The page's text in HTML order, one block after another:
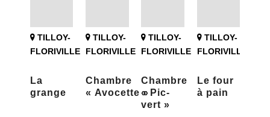
TILLOY-
FLORIVILLE
La
grange
TILLOY-
FLORIVILLE
Chambre
« Avocette »
TILLOY-
FLORIVILLE
Chambre
« Pic-
vert »
TILLOY-
FLORIVILLE
Le four
à pain